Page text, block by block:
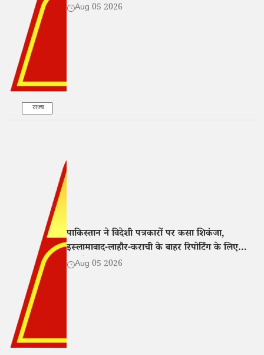
राज्य
Aug 05 2026
पाकिस्तान ने विदेशी पत्रकारों पर कसा शिकंजा,
इस्लामाबाद-लाहौर-कराची के बाहर रिपोर्टिंग के लिए
एनओसी अनिवार्य
Aug 05 2026